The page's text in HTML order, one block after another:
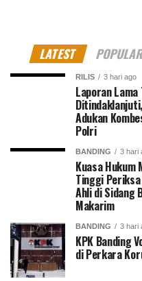
LATEST
RILIS 3 hari ago
Laporan Lama
Adukan
Polri
BANDING 3 hari
Kuasa Hukum
Tinggi
Ahli di Sidang
Makarim
BANDING 3 hari
KPK Banding
di Perkara